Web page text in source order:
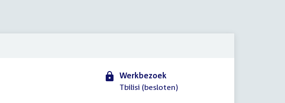
Werkbezoek
Tbilisi (besloten)